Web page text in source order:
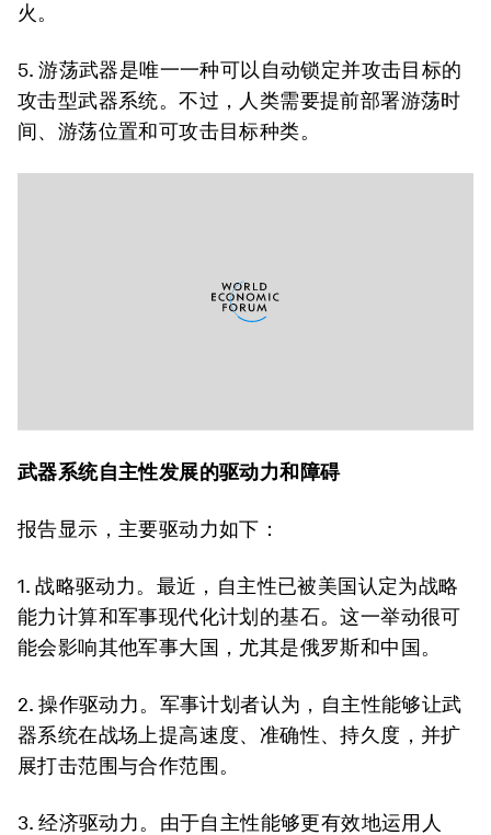
火。
5. 游荡武器是唯一一种可以自动锁定并攻击目标的
攻击型武器系统。不过，人类需要提前部署游荡时
间、游荡位置和可攻击目标种类。
武器系统自主性发展的驱动力和障碍
报告显示，主要驱动力如下：
1. 战略驱动力。最近，自主性已被美国认定为战略
能力计算和军事现代化计划的基石。这一举动很可
能会影响其他军事大国，尤其是俄罗斯和中国。
2. 操作驱动力。军事计划者认为，自主性能够让武
器系统在战场上提高速度、准确性、持久度，并扩
展打击范围与合作范围。
3. 经济驱动力。由于自主性能够更有效地运用人